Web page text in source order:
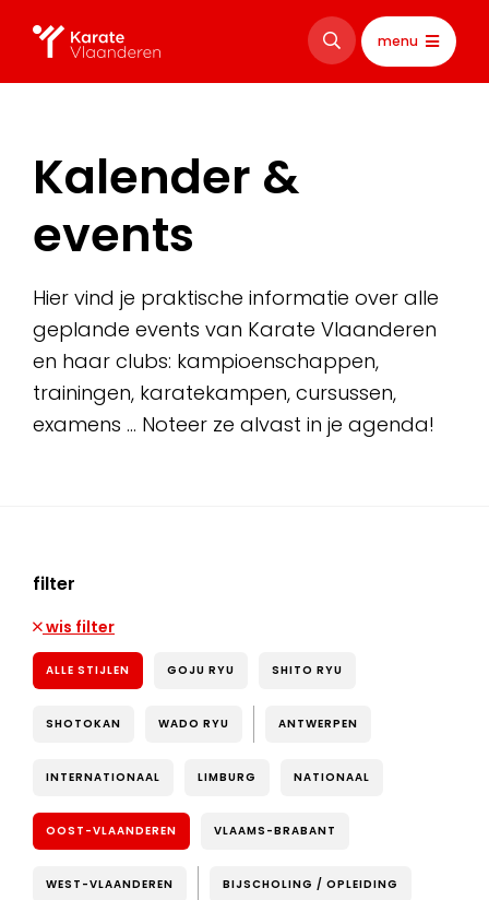
menu
Kalender &
events
Hier vind je praktische informatie over alle
geplande events van Karate Vlaanderen
en haar clubs: kampioenschappen,
trainingen, karatekampen, cursussen,
examens … Noteer ze alvast in je agenda!
filter
wis filter
ALLE STIJLEN GOJU RYU SHITO RYU
SHOTOKAN WADO RYU ANTWERPEN
INTERNATIONAAL LIMBURG NATIONAAL
OOST-VLAANDEREN VLAAMS-BRABANT
WEST-VLAANDEREN BIJSCHOLING / OPLEIDING